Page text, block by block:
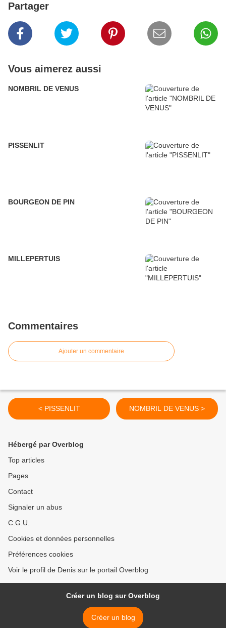
Partager
Vous aimerez aussi
NOMBRIL DE VENUS
PISSENLIT
BOURGEON DE PIN
MILLEPERTUIS
Commentaires
Ajouter un commentaire
< PISSENLIT NOMBRIL DE VENUS >
Hébergé par Overblog
Top articles
Pages
Contact
Signaler un abus
C.G.U.
Cookies et données personnelles
Préférences cookies
Voir le profil de Denis sur le portail Overblog
Créer un blog sur Overblog
Créer un blog